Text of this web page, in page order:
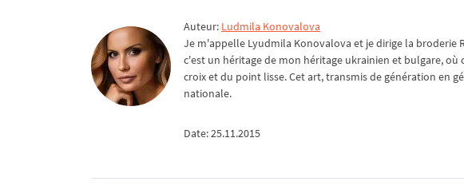
Auteur: Ludmila Konovalova
Je m'appelle Lyudmila Konovalova et je dirige la broderie
c'est un héritage de mon héritage ukrainien et bulgare,
croix et du point lisse. Cet art, transmis de génération en
nationale.
Date: 25.11.2015